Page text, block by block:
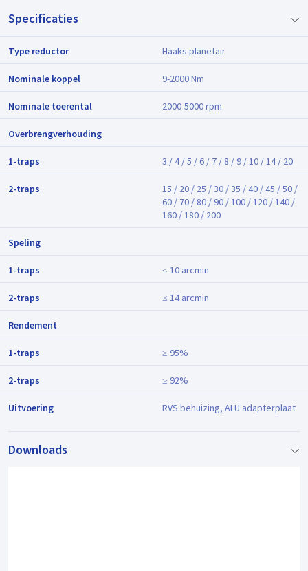
Specificaties
Type reductor Haaks planetair
Nominale koppel 9-2000 Nm
Nominale toerental 2000-5000 rpm
Overbrengverhouding
1-traps 3 / 4 / 5 / 6 / 7 / 8 / 9 / 10 / 14 / 20
2-traps
15 / 20 / 25 / 30 / 35 / 40 / 45 / 50 /
60 / 70 / 80 / 90 / 100 / 120 / 140 /
160 / 180 / 200
Speling
1-traps ≤ 10 arcmin
2-traps ≤ 14 arcmin
Rendement
1-traps ≥ 95%
2-traps ≥ 92%
Uitvoering RVS behuizing, ALU adapterplaat
Downloads